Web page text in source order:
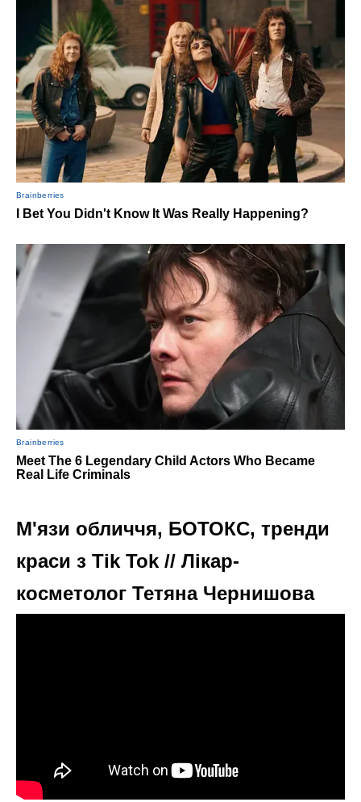
М'язи обличчя, БОТОКС, тренди
краси з Tik Tok // Лікар-
косметолог Тетяна Чернишова